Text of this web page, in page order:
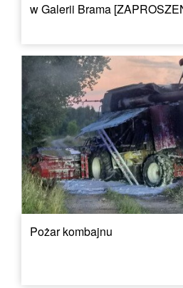
w Galerii Brama
Pożar kombajnu